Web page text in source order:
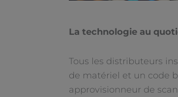
La technologie au
Tous les distributeurs
de matériel et un code
approvisionneur de